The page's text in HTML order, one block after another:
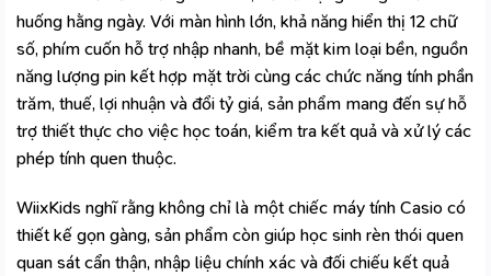
huống hằng ngày. Với màn hình lớn, khả năng hiển thị 12 chữ
số, phím cuốn hỗ trợ nhập nhanh, bề mặt kim loại bền, nguồn
năng lượng pin kết hợp mặt trời cùng các chức năng tính phần
trăm, thuế, lợi nhuận và đổi tỷ giá, sản phẩm mang đến sự hỗ
trợ thiết thực cho việc học toán, kiểm tra kết quả và xử lý các
phép tính quen thuộc.
WiixKids nghĩ rằng không chỉ là một chiếc máy tính Casio có
thiết kế gọn gàng, sản phẩm còn giúp học sinh rèn thói quen
quan sát cẩn thận, nhập liệu chính xác và đối chiếu kết quả